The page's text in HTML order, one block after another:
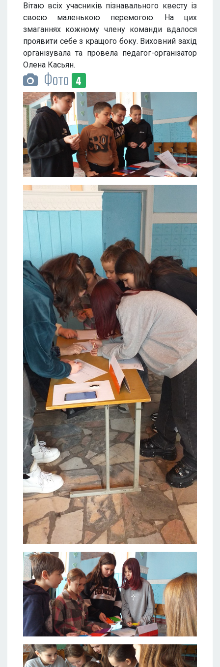
Вітаю всіх учасників пізнавального квесту із
своєю маленькою перемогою. На цих
змаганнях кожному члену команди вдалося
проявити себе з кращого боку. Виховний захід
організувала та провела педагог-організатор
Олена Касьян.
Фото 4